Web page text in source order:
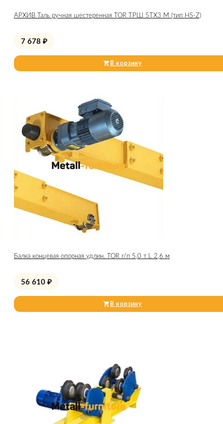
АРХИВ Таль ручная шестеренная TOR ТРШ 5ТХ3 М (тип HS-Z)
7 678 ₽
В корзину
Балка концевая опорная удлин. TOR г/п 5,0 т L 2,6 м
56 610 ₽
В корзину